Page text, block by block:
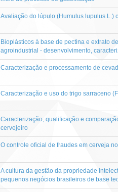
Avaliação do lúpulo (Humulus lupulus L.)
Bioplásticos à base de pectina e extrato
agroindustrial - desenvolvimento,
Caracterização e processamento de
Caracterização e uso do trigo sarraceno
Caracterização, qualificação e
cervejeiro
O controle oficial de fraudes em cerveja
A cultura da gestão da propriedade
pequenos negócios brasileiros de base